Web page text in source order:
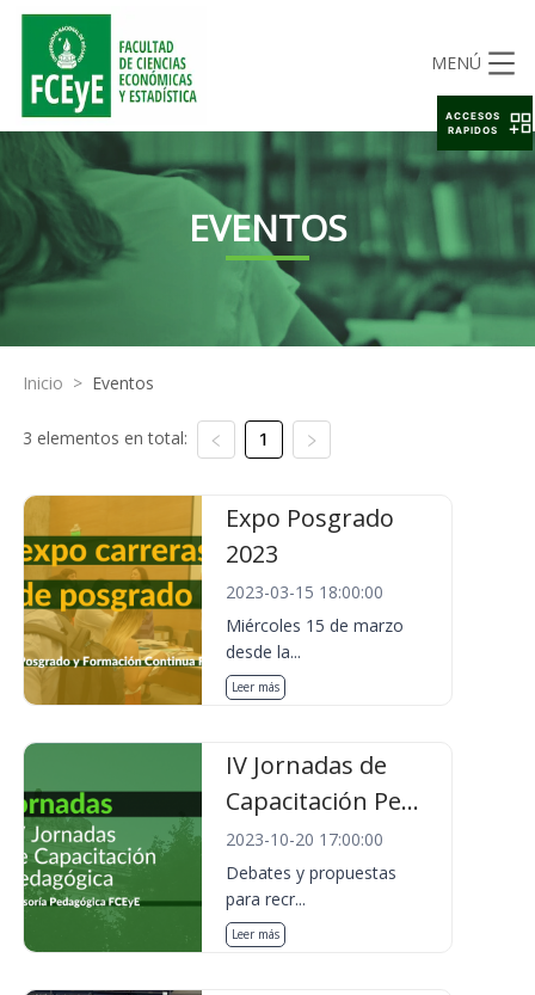
MENÚ
EVENTOS
Inicio > Eventos
3 elementos en total: 1
Expo Posgrado
2023
2023-03-15 18:00:00
Miércoles 15 de marzo
desde la...
Leer más
IV Jornadas de
Capacitación Pe...
2023-10-20 17:00:00
Debates y propuestas
para recr...
Leer más
ACCESOS
RAPIDOS